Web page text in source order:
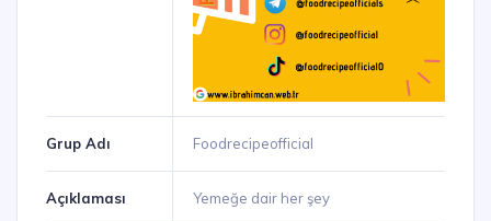
Grup Adı Foodrecipeofficial
Açıklaması Yemeğe dair her şey